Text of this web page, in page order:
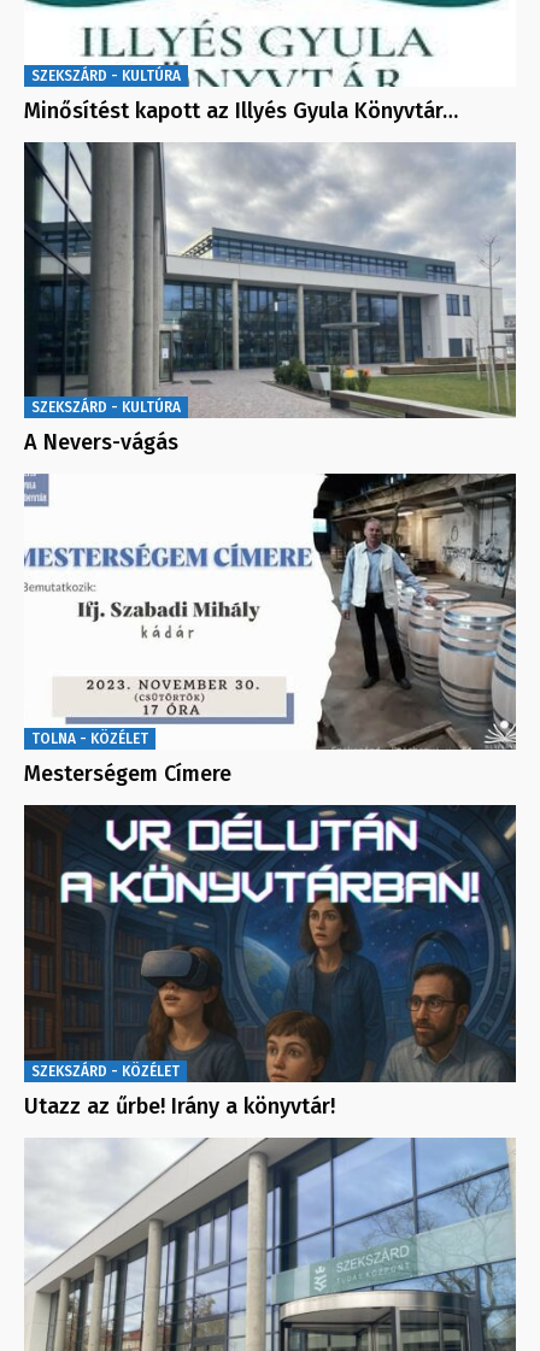
SZEKSZÁRD - KULTÚRA
Minősítést kapott az Illyés Gyula Könyvtár…
SZEKSZÁRD - KULTÚRA
A Nevers-vágás
TOLNA - KÖZÉLET
Mesterségem Címere
SZEKSZÁRD - KÖZÉLET
Utazz az űrbe! Irány a könyvtár!